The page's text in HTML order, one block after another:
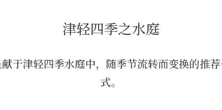
津轻四季之水庭
于津轻四季水庭中，随季节流转而变换的推
式。